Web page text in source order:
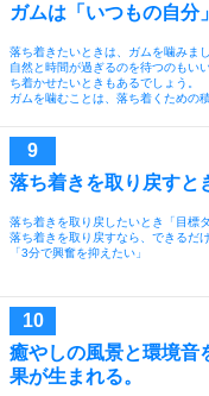
ガムは「いつもの自分
落ち着きたいときは、ガムを噛みまし
自然と時間が過ぎるのを待つのもい
ち着かせたいときもあるでしょう。
ガムを噛むことは、落ち着くための
落ち着きを取り戻すと
落ち着きを取り戻したいとき「目標
落ち着きを取り戻すなら、できるだ
「3分で興奮を抑えたい」
癒やしの風景と環境音
果が生まれる。